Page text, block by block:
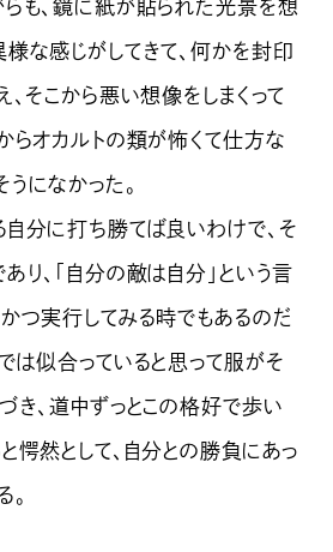
も、鏡に紙が貼られた光景を想
な感じがしてきて、何かを封印
、そこから悪い想像をしまくって
らオカルトの類が怖くて仕方な
になかった。
分に打ち勝てば良いわけで、そ
り、「自分の敵は自分」という言
つ実行してみる時でもあるのだ
は似合っていると思って服がそ
き、道中ずっとこの格好で歩い
愕然として、自分との勝負にあっ
。